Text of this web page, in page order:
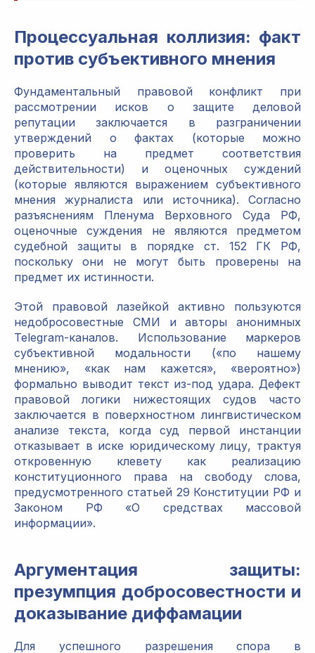
Процессуальная коллизия: факт
против субъективного мнения
Фундаментальный правовой конфликт при
рассмотрении исков о защите деловой
репутации заключается в разграничении
утверждений о фактах (которые можно
проверить на предмет соответствия
действительности) и оценочных суждений
(которые являются выражением субъективного
мнения журналиста или источника). Согласно
разъяснениям Пленума Верховного Суда РФ,
оценочные суждения не являются предметом
судебной защиты в порядке ст. 152 ГК РФ,
поскольку они не могут быть проверены на
предмет их истинности.
Этой правовой лазейкой активно пользуются
недобросовестные СМИ и авторы анонимных
Telegram-каналов. Использование маркеров
субъективной модальности («по нашему
мнению», «как нам кажется», «вероятно»)
формально выводит текст из-под удара. Дефект
правовой логики нижестоящих судов часто
заключается в поверхностном лингвистическом
анализе текста, когда суд первой инстанции
отказывает в иске юридическому лицу, трактуя
откровенную клевету как реализацию
конституционного права на свободу слова,
предусмотренного статьей 29 Конституции РФ и
Законом РФ «О средствах массовой
информации».
Аргументация защиты:
презумпция добросовестности и
доказывание диффамации
Для успешного разрешения спора в